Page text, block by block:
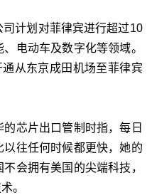
计划对菲律宾进行超过10
电动车及数字化等领域。
从东京成田机场至菲律宾
芯片出口管制时指，每日
往任何时候都更快，她的
会拥有美国的尖端科技，
。